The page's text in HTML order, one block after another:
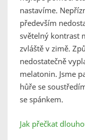
nastavíme.
především
světelný kontrast
zvláště v zimě.
nedostatečně
melatonin. Jsme
hůře se
se spánkem.
Jak přečkat